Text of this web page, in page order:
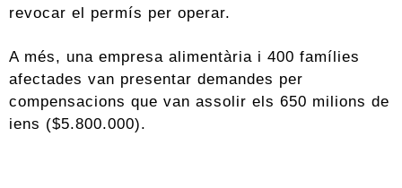
revocar el permís per operar.
A més, una empresa alimentària i 400 famílies
afectades van presentar demandes per
compensacions que van assolir els 650 milions de
iens ($5.800.000).